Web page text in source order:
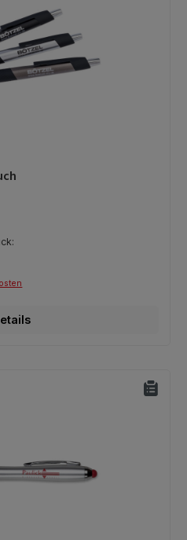
von 0 von 5 Sternen